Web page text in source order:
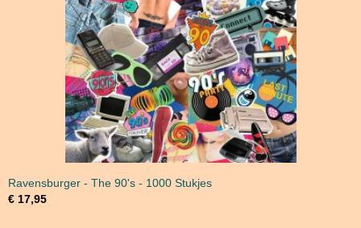
Ravensburger - The 90's - 1000 Stukjes
€ 17,95